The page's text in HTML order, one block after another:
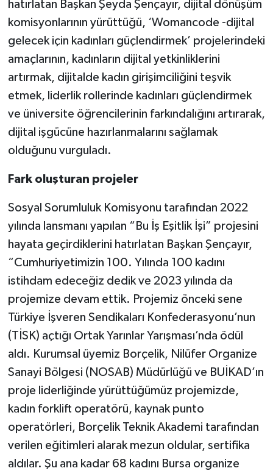
hatırlatan Başkan Şeyda Şençayır, dijital dönüşüm
komisyonlarının yürüttüğü, ‘Womancode -dijital
gelecek için kadınları güçlendirmek’ projelerindeki
amaçlarının, kadınların dijital yetkinliklerini
artırmak, dijitalde kadın girişimciliğini teşvik
etmek, liderlik rollerinde kadınları güçlendirmek
ve üniversite öğrencilerinin farkındalığını artırarak,
dijital işgücüne hazırlanmalarını sağlamak
olduğunu vurguladı.
Fark oluşturan projeler
Sosyal Sorumluluk Komisyonu tarafından 2022
yılında lansmanı yapılan “Bu İş Eşitlik İşi” projesini
hayata geçirdiklerini hatırlatan Başkan Şençayır,
“Cumhuriyetimizin 100. Yılında 100 kadını
istihdam edeceğiz dedik ve 2023 yılında da
projemize devam ettik. Projemiz önceki sene
Türkiye İşveren Sendikaları Konfederasyonu’nun
(TİSK) açtığı Ortak Yarınlar Yarışması’nda ödül
aldı. Kurumsal üyemiz Borçelik, Nilüfer Organize
Sanayi Bölgesi (NOSAB) Müdürlüğü ve BUİKAD’ın
proje liderliğinde yürüttüğümüz projemizde,
kadın forklift operatörü, kaynak punto
operatörleri, Borçelik Teknik Akademi tarafından
verilen eğitimleri alarak mezun oldular, sertifika
aldılar. Şu ana kadar 68 kadını Bursa organize